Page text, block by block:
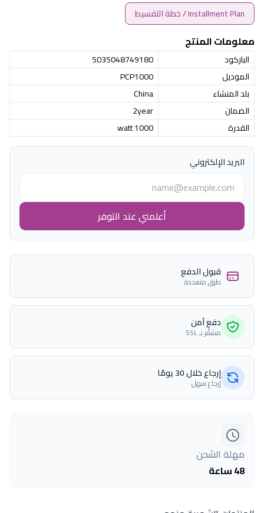
Installment Plan / خطة التقسيط
معلومات المنتج
الباركود
5035048749180
الموديل
PCP1000
بلد المنشاء
China
الضمان
2year
القدرة
1000 watt
البريد الإلكتروني
أعلمني عند التوفر
قبول الدفع
طرق متعددة
دفع آمن
مشفّر بـ SSL
إرجاع خلال 30 يومًا
إرجاع سهل
مهلة الشحن
48 ساعة